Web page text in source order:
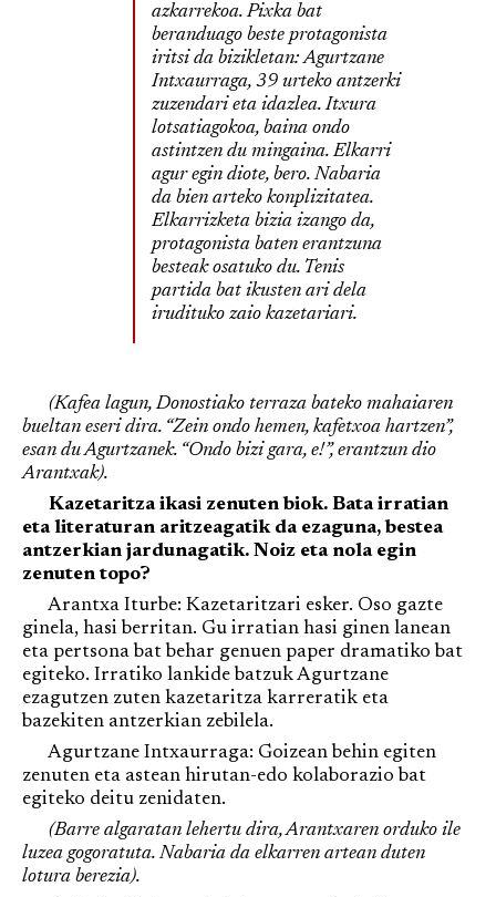
azkarrekoa. Pixka bat
beranduago beste protagonista
iritsi da bizikletan: Agurtzane
Intxaurraga, 39 urteko antzerki
zuzendari eta idazlea. Itxura
lotsatiagokoa, baina ondo
astintzen du mingaina. Elkarri
agur egin diote, bero. Nabaria
da bien arteko konplizitatea.
Elkarrizketa bizia izango da,
protagonista baten erantzuna
besteak osatuko du. Tenis
partida bat ikusten ari dela
irudituko zaio kazetariari.
(Kafea lagun, Donostiako terraza bateko mahaiaren
bueltan eseri dira. “Zein ondo hemen, kafetxoa hartzen”,
esan du Agurtzanek. “Ondo bizi gara, e!”, erantzun dio
Arantxak).
Kazetaritza ikasi zenuten biok. Bata irratian
eta literaturan aritzeagatik da ezaguna, bestea
antzerkian jardunagatik. Noiz eta nola egin
zenuten topo?
Arantxa Iturbe: Kazetaritzari esker. Oso gazte
ginela, hasi berritan. Gu irratian hasi ginen lanean
eta pertsona bat behar genuen paper dramatiko bat
egiteko. Irratiko lankide batzuk Agurtzane
ezagutzen zuten kazetaritza karreratik eta
bazekiten antzerkian zebilela.
Agurtzane Intxaurraga: Goizean behin egiten
zenuten eta astean hirutan-edo kolaborazio bat
egiteko deitu zenidaten.
(Barre algaratan lehertu dira, Arantxaren orduko ile
luzea gogoratuta. Nabaria da elkarren artean duten
lotura berezia).